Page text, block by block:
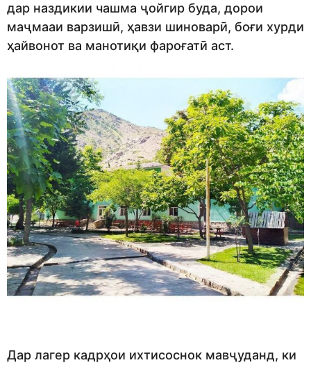
дар наздикии чашма ҷойгир буда, дорои
маҷмааи варзишӣ, ҳавзи шиноварӣ, боғи хурди
ҳайвонот ва манотиқи фароғатӣ аст.
Дар лагер кадрҳои ихтисоснок мавҷуданд, ки